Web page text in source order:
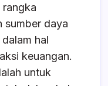
rangka
sumber daya
hal
keuangan.
untuk